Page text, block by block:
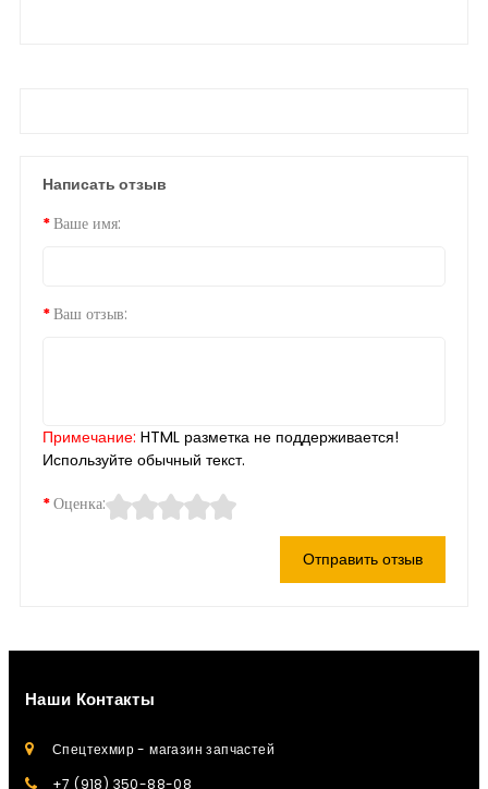
Написать отзыв
Ваше имя:
Ваш отзыв:
Примечание: HTML разметка не поддерживается!
Используйте обычный текст.
Оценка:
Отправить отзыв
Наши Контакты
Спецтехмир - магазин запчастей
+7 (918) 350-88-08